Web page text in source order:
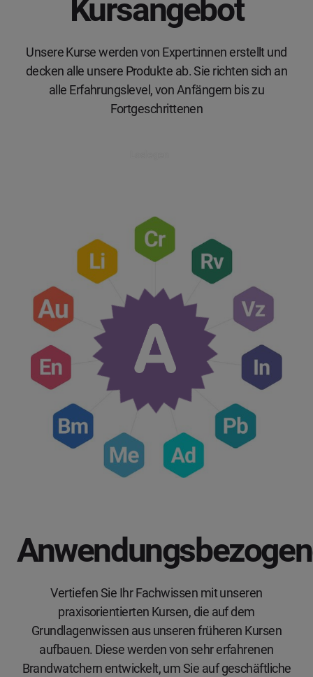
Kursangebot
Unsere Kurse werden von Expert:innen erstellt und
decken alle unsere Produkte ab. Sie richten sich an
alle Erfahrungslevel, von Anfängern bis zu
Fortgeschrittenen
Vertiefen Sie Ihr Fachwissen mit unseren
praxisorientierten Kursen, die auf dem
Grundlagenwissen aus unseren früheren Kursen
aufbauen. Diese werden von sehr erfahrenen
Brandwatchern entwickelt, um Sie auf geschäftliche